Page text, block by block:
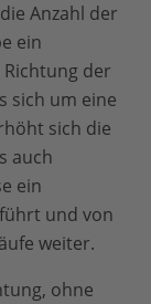
Anzahl der
ein
der
sich um eine
sich die
auch
ein
und von
weiter.
ohne